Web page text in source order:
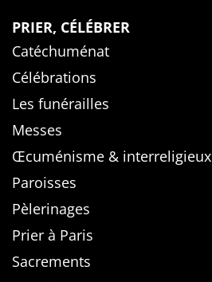
PRIER, CÉLÉBRER
Catéchuménat
Célébrations
Les funérailles
Messes
Œcuménisme & interreligieux
Paroisses
Pèlerinages
Prier à Paris
Sacrements